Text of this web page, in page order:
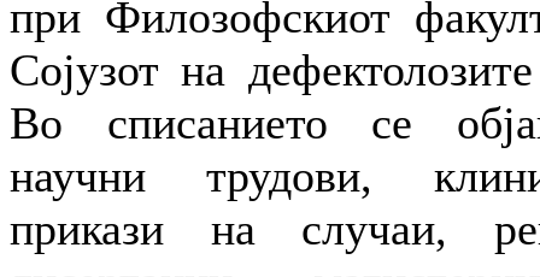
при Филозофскиот
Сојузот на
Во списанието се
научни трудови,
прикази на случаи,